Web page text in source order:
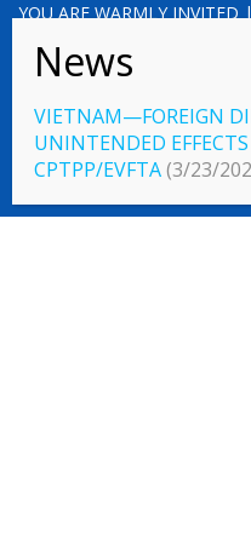
YOU ARE WARMLY
© 2023 Vietnamlaws.xyz
VIETNAM—FOREIGN
UNINTENDED
CPTPP/EVFTA(3/23/